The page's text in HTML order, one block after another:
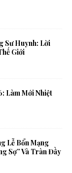
Sư Huynh: Lời
Giới
Làm Mới Nhiệt
Lễ Bổn Mạng
Sợ” Và Tràn Đầy